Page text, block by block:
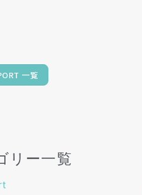
一覧
リー一覧